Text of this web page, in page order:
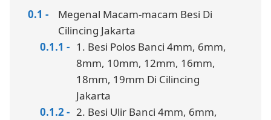
Megenal Macam-macam Besi Di
Cilincing Jakarta
1. Besi Polos Banci 4mm, 6mm,
8mm, 10mm, 12mm, 16mm,
18mm, 19mm Di Cilincing
Jakarta
2. Besi Ulir Banci 4mm, 6mm,